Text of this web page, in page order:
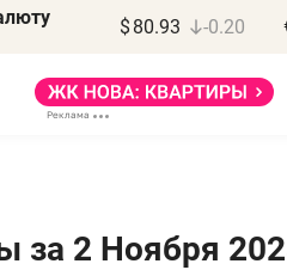
$ 80.93 -0.20
за 2 Ноября